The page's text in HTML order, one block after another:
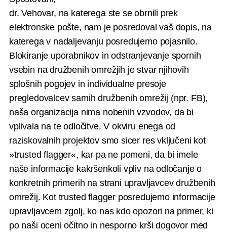
dr. Vehovar, na katerega ste se obrnili prek
elektronske pošte, nam je posredoval vaš dopis, na
katerega v nadaljevanju posredujemo pojasnilo.
Blokiranje uporabnikov in odstranjevanje spornih
vsebin na družbenih omrežjih je stvar njihovih
splošnih pogojev in individualne presoje
pregledovalcev samih družbenih omrežij (npr. FB),
naša organizacija nima nobenih vzvodov, da bi
vplivala na te odločitve. V okviru enega od
raziskovalnih projektov smo sicer res vključeni kot
»trusted flagger«, kar pa ne pomeni, da bi imele
naše informacije kakršenkoli vpliv na odločanje o
konkretnih primerih na strani upravljavcev družbenih
omrežij. Kot trusted flagger posredujemo informacije
upravljavcem zgolj, ko nas kdo opozori na primer, ki
po naši oceni očitno in nesporno krši dogovor med